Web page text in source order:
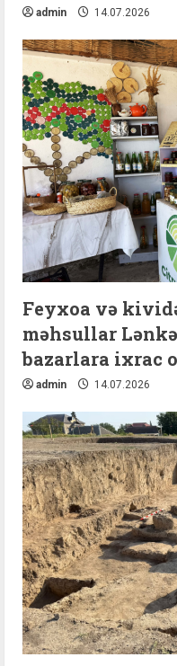
admin 14.07.2026
Feyxoa və
məhsullar
bazarlara ixrac
admin 14.07.2026